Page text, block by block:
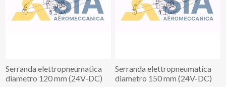
Serranda elettropneumatica
diametro 120 mm (24V-DC)
Serranda elettropneumatica
diametro 150 mm (24V-DC)